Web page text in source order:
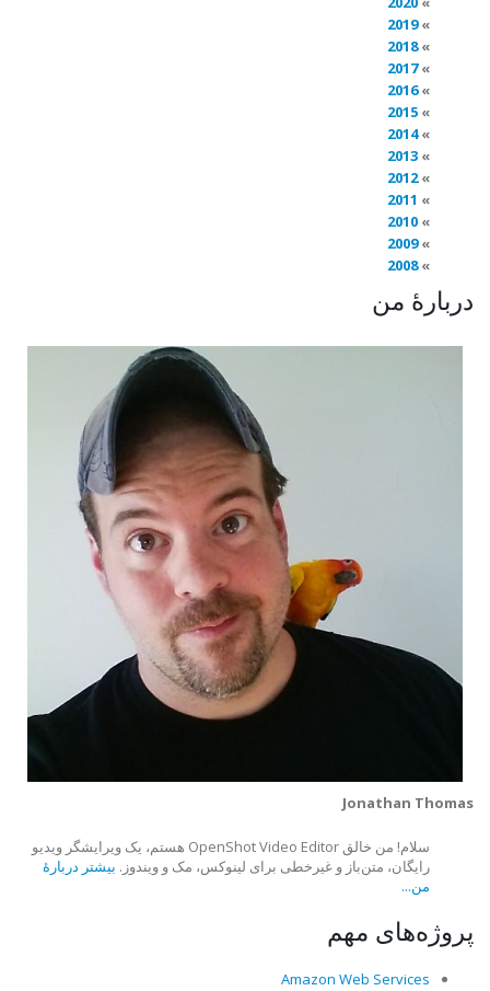
2019
2018
2017
2016
2015
2014
2013
2012
2011
2010
2009
2008
دربارهٔ من
Jonathan Thomas
سلام! من خالق OpenShot Video Editor هستم، یک ویرایشگر ویدیو
رایگان، متن‌باز و غیرخطی برای لینوکس، مک و ویندوز. بیشتر دربارهٔ
من...
پروژه‌های مهم
Amazon Web Services